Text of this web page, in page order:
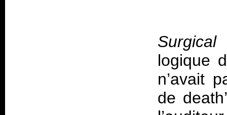
Surgical
logique
n’avait
de